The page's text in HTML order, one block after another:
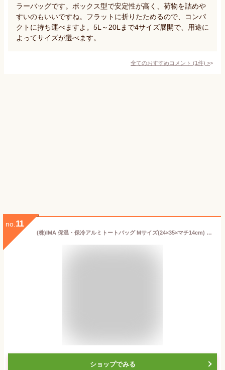
ラーバッグです。ボックス型で安定性が高く、荷物を詰めや
すいのもいいですね。フラットに折りたためるので、コンパ
クトに持ち運べますよ。5L～20Lまで4サイズ展開で、用途に
よってサイズが選べます。
全てのおすすめコメント (1件) >
no. 11
(株)IMA 保温・保冷アルミトートバッグ Mサイズ(24×35×マチ14cm) 95050226
ショップでみる